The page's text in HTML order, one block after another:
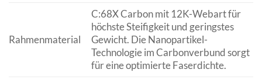
Rahmenmaterial
C:68X Carbon mit 12K-Webart für
höchste Steifigkeit und geringstes
Gewicht. Die Nanopartikel-
Technologie im Carbonverbund sorgt
für eine optimierte Faserdichte.